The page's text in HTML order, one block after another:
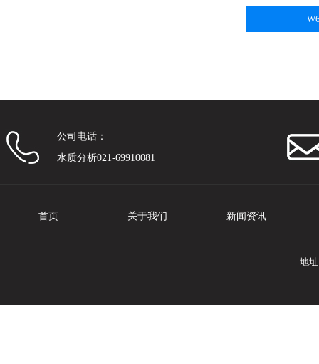
公司电话：
水质分析021-69910081
首页 关于我们 新闻资讯
地